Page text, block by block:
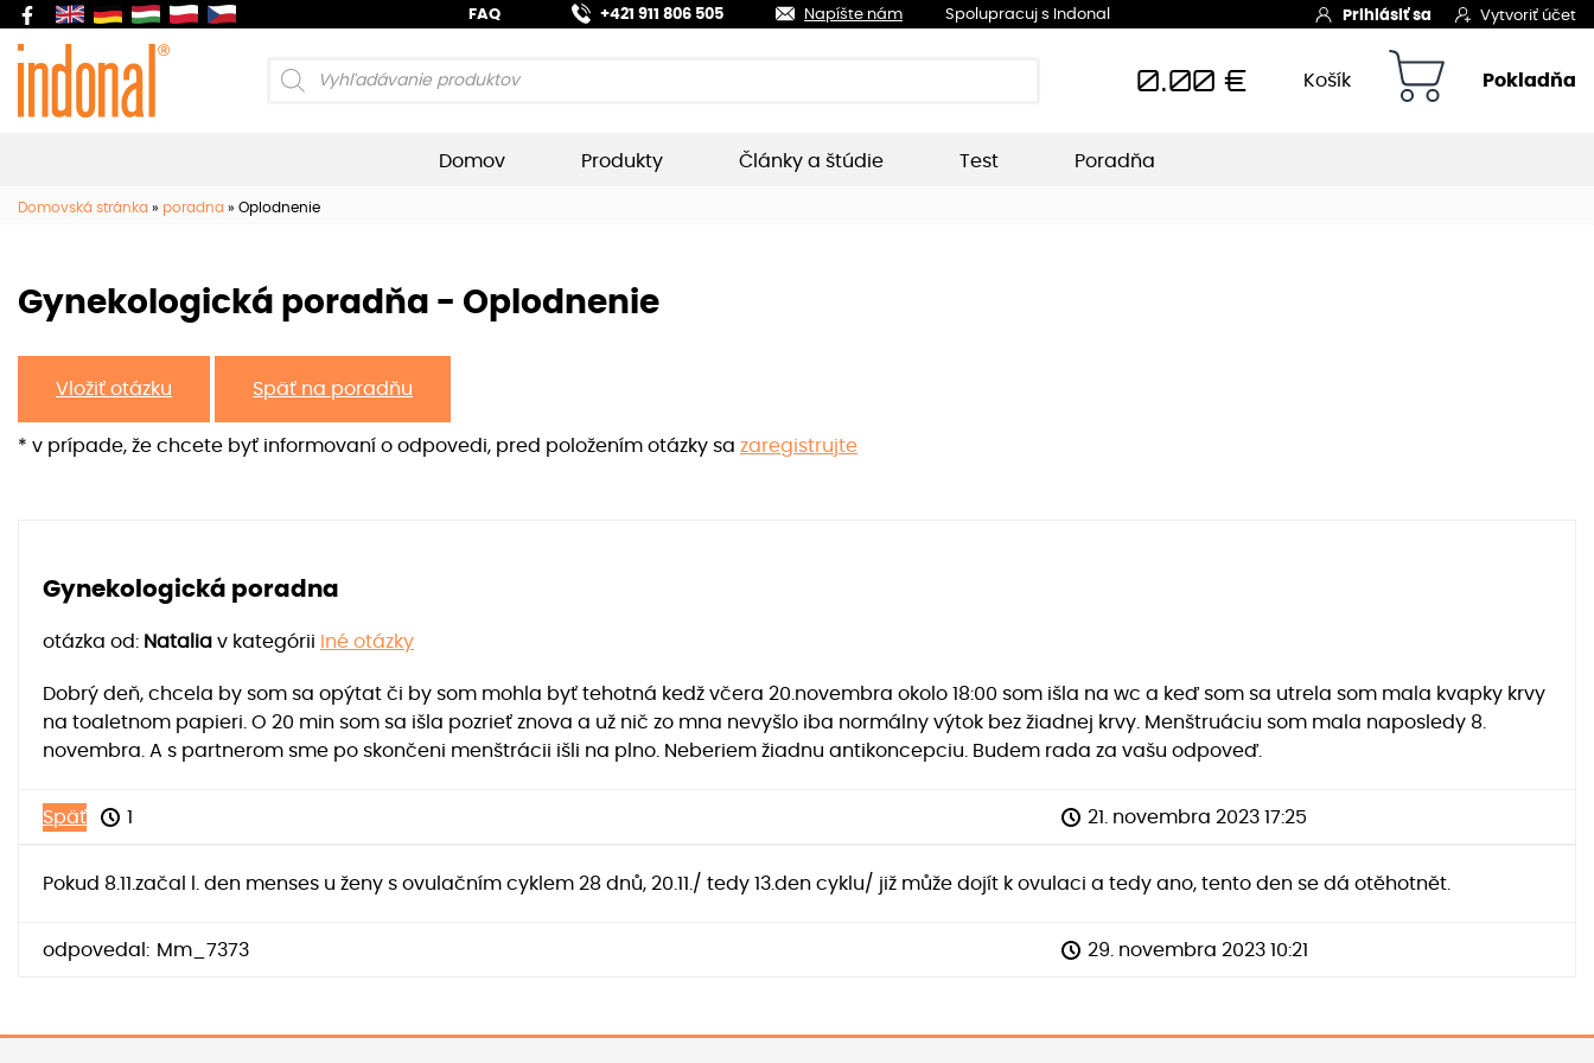
FAQ +421 911 806 505 Napíšte nám Spolupracuj s Indonal Prihlásiť sa Vytvoriť účet
Products
0.00€ Košík Pokladňa
Domov Produkty Články a štúdie Test Poradňa
Domovská stránka » poradna » Oplodnenie
Gynekologická poradňa - Oplodnenie
Vložiť otázku Späť na poradňu
* v prípade, že chcete byť informovaní o odpovedi, pred položením otázky sa zaregistrujte
Gynekologická poradna
otázka od: Natalia v kategórii Iné otázky
Dobrý deň, chcela by som sa opýtat či by som mohla byť tehotná kedž včera 20.novembra okolo 18:00 som išla na wc a keď som sa utrela som mala kvapky krvy
na toaletnom papieri. O 20 min som sa išla pozrieť znova a už nič zo mna nevyšlo iba normálny výtok bez žiadnej krvy. Menštruáciu som mala naposledy 8.
novembra. A s partnerom sme po skončeni menštrácii išli na plno. Neberiem žiadnu antikoncepciu. Budem rada za vašu odpoveď.
Späť 1 21. novembra 2023 17:25
Pokud 8.11.začal l. den menses u ženy s ovulačním cyklem 28 dnů, 20.11./ tedy 13.den cyklu/ již může dojít k ovulaci a tedy ano, tento den se dá otěhotnět.
odpovedal: Mm_7373 29. novembra 2023 10:21